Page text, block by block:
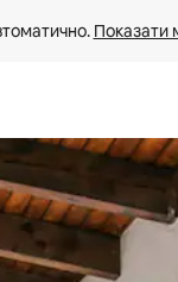
Показати